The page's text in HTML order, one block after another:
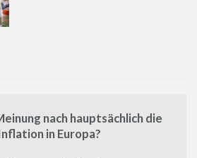
nach hauptsächlich die
in Europa?